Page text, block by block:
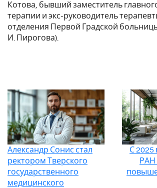
Котова, бывший заместитель
терапии и экс-руководитель
отделения Первой Градской
И. Пирогова).
Александр Сонис стал
ректором Тверского
государственного
медицинского
С 2025
РАН